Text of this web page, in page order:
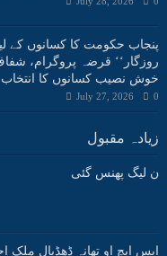
پنجاب حکومت کا کسانوں کے لیے
روزگار‘‘ قرضہ پروگرام،
خوش نصیب کسانوں کا انتخاب
July 27, 2026 0
زیادہ مقبول
ن لیگ پھنس گئی
ایس ایچ او تھانہ ڈھڈیال ملک